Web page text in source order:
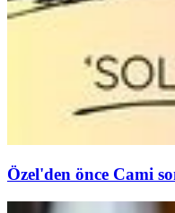
Özel'den önce Cami